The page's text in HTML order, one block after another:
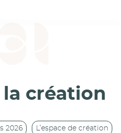
création
2026 L’espace de création